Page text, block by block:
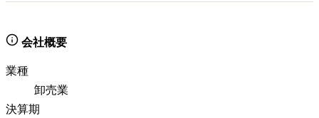
会社概要
業種
卸売業
決算期